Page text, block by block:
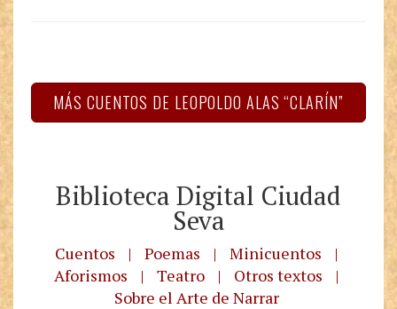
MÁS CUENTOS DE LEOPOLDO ALAS “CLARÍN”
Biblioteca Digital Ciudad
Seva
Cuentos | Poemas | Minicuentos
|
Aforismos
| Teatro | Otros textos
|
Sobre el Arte de Narrar